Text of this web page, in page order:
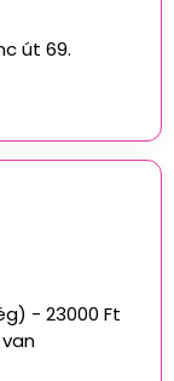
út 69.
- 23000 Ft